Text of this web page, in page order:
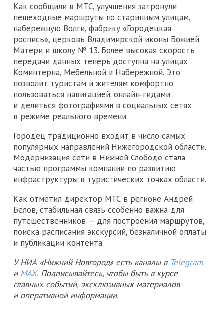
Как сообщили в МТС, улучшения затронули
пешеходные маршруты по старинным улицам,
набережную Волги, фабрику «Городецкая
роспись», церковь Владимирской иконы Божией
Матери и школу № 13. Более высокая скорость
передачи данных теперь доступна на улицах
Коминтерна, Мебельной и Набережной. Это
позволит туристам и жителям комфортно
пользоваться навигацией, онлайн‑гидами
и делиться фотографиями в социальных сетях
в режиме реального времени.
Городец традиционно входит в число самых
популярных направлений Нижегородской области.
Модернизация сети в Нижней Слободе стала
частью программы компании по развитию
инфраструктуры в туристических точках области.
Как отметил директор МТС в регионе Андрей
Белов, стабильная связь особенно важна для
путешественников — для построения маршрутов,
поиска расписания экскурсий, безналичной оплаты
и публикации контента.
У НИА «Нижний Новгород» есть каналы в Telegram
и MAX. Подписывайтесь, чтобы быть в курсе
главных событий, эксклюзивных материалов
и оперативной информации.